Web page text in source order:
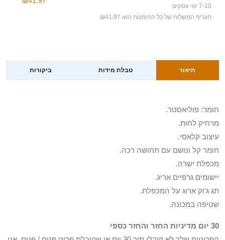
7-10 ימי עסקים
תעריף המשלוח של כל ההזמנות הוא ₪41.97
תיאור טבלת מידות ביקורות
חומר: פוליאסטר.
מרחיק לחות.
עיצוב קלאסי.
חומר קל ונושם עם תחושה רכה.
מכפלת ישרה.
יישומים גרפיים אריג.
תג ג'וק ארוג על המכפלת.
שטיפה במכונה.
30 יום מדיניות החזר והחזר כספי